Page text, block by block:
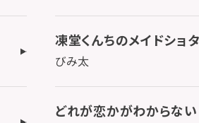
凍堂くんちのメイドショタ
びみ太
どれが恋かがわからない